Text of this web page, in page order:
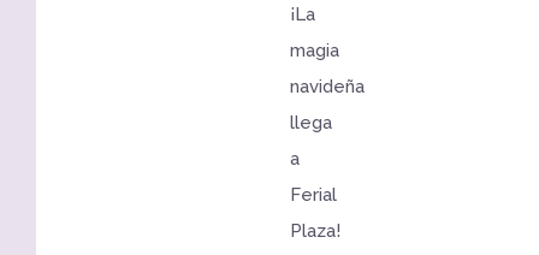
¡La
magia
navideña
llega
a
Ferial
Plaza!